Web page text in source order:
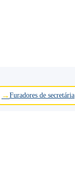
Furadores de secretária